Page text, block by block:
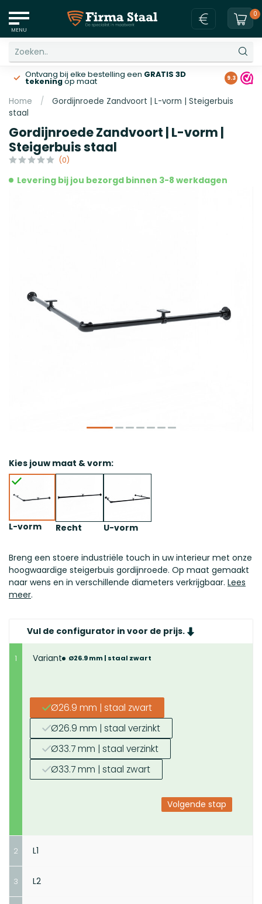
MENU
0
Ontvang bij elke bestelling een GRATIS 3D
tekeningop maat Gratis
9.3
Home /
Gordijnroede Zandvoort | L-vorm | Steigerbuis
staal
Gordijnroede Zandvoort | L-vorm |
Steigerbuis staal
(0)
Levering bij jou bezorgd binnen 3-8 werkdagen
Kies jouw maat & vorm:
L-vorm Recht U-vorm
Breng een stoere industriële touch in uw interieur met onze
hoogwaardige steigerbuis gordijnroede. Op maat gemaakt
naar wens en in verschillende diameters verkrijgbaar. Lees
meer.
Vul de configurator in voor de prijs.
1 Variant Ø26.9 mm | staal zwart
Ø26.9 mm | staal zwart
Ø26.9 mm | staal verzinkt
Ø33.7 mm | staal verzinkt
Ø33.7 mm | staal zwart
Volgende stap
2 L1
3 L2